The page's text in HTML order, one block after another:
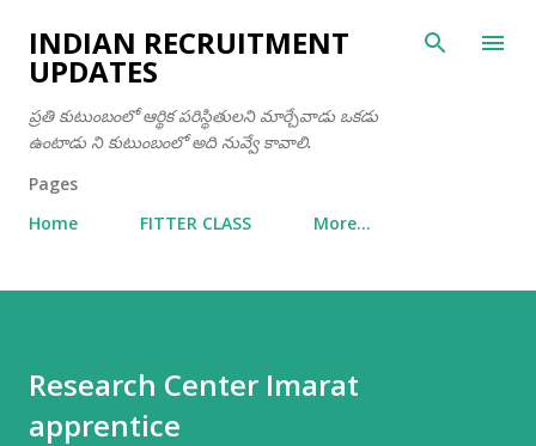
Skip to main content
INDIAN RECRUITMENT
UPDATES
ప్రతి కుటుంబంలో ఆర్థిక పరిస్థితులని మార్చేవాడు ఒకడు
ఉంటాడు ని కుటుంబంలో అది నువ్వే కావాలి.
Pages
Home
FITTER CLASS More…
Research Center Imarat
apprentice